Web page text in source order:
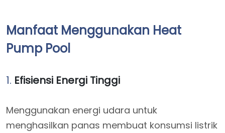
Manfaat Menggunakan Heat
Pump Pool
1. Efisiensi Energi Tinggi
Menggunakan energi udara untuk
menghasilkan panas membuat konsumsi listrik